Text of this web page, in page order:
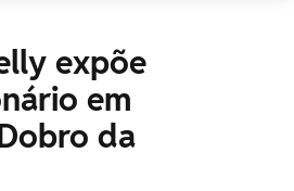
expõe
em
da